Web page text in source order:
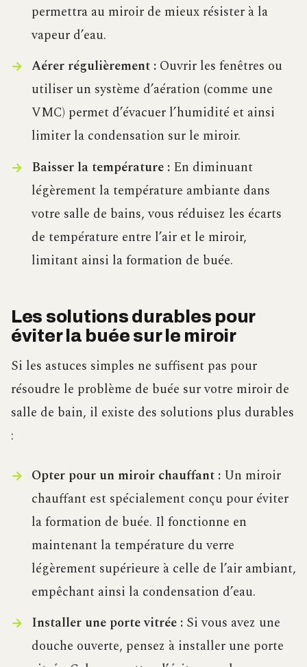
permettra au miroir de mieux résister à la
vapeur d’eau.
Aérer régulièrement :Ouvrir les fenêtres ou
utiliser un système d’aération (comme une
VMC) permet d’évacuer l’humidité et ainsi
limiter la condensation sur le miroir.
Baisser la température :En diminuant
légèrement la température ambiante dans
votre salle de bains, vous réduisez les écarts
de température entre l’air et le miroir,
limitant ainsi la formation de buée.
Les solutions durables pour
éviter la buée sur le miroir
Si les astuces simples ne suffisent pas pour
résoudre le problème de buée sur votre miroir de
salle de bain, il existe des solutions plus durables
:
Opter pour un miroir chauffant :Un miroir
chauffant est spécialement conçu pour éviter
la formation de buée. Il fonctionne en
maintenant la température du verre
légèrement supérieure à celle de l’air ambiant,
empêchant ainsi la condensation d’eau.
Installer une porte vitrée :Si vous avez une
douche ouverte, pensez à installer une porte